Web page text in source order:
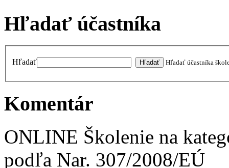
Hľadať účastníka
Hľadať Hľadať účastníka
Komentár
ONLINE Školenie na
podľa Nar. 307/2008/EÚ